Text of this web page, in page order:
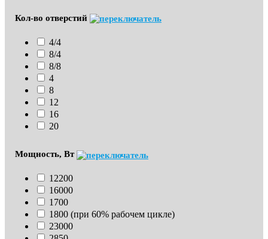
Кол-во отверстий
4/4
8/4
8/8
4
8
12
16
20
Мощность, Вт
12200
16000
1700
1800 (при 60% рабочем цикле)
23000